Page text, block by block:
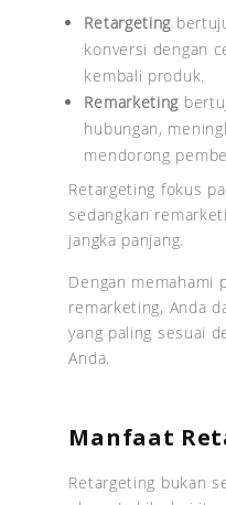
Retargeting
konversi dengan
kembali produk.
Remarketing
hubungan,
mendorong
Retargeting fokus
sedangkan
jangka panjang.
Dengan memahami
remarketing, Anda
yang paling sesuai
Anda.
Manfaat
Retargeting bukan